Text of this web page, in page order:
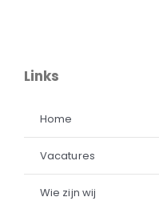
Links
Home
Vacatures
Wie zijn wij